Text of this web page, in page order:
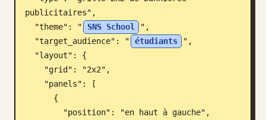
Mises à jour
publicitaires",
  "theme": "
SNS School
",
  "target_audience": "
étudiants
",